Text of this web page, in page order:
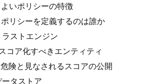
いポリシーの特徴
リシーを定義するのは誰か
ストエンジン
コア化すべきエンティティ
険と見なされるスコアの公開
タストア